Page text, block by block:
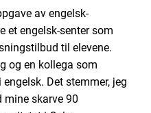
av engelsk-
et engelsk-senter som
til elevene.
og en kollega som
Det stemmer, jeg
skarve 90